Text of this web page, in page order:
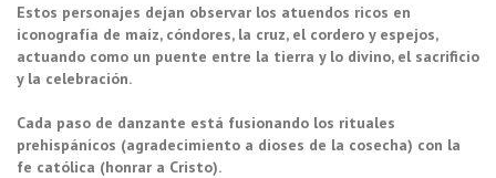
Estos personajes dejan observar los atuendos ricos en
iconografía de maíz, cóndores, la cruz, el cordero y espejos,
actuando como un puente entre la tierra y lo divino, el sacrificio
y la celebración.
Cada paso de danzante está fusionando los rituales
prehispánicos (agradecimiento a dioses de la cosecha) con la
fe católica (honrar a Cristo).